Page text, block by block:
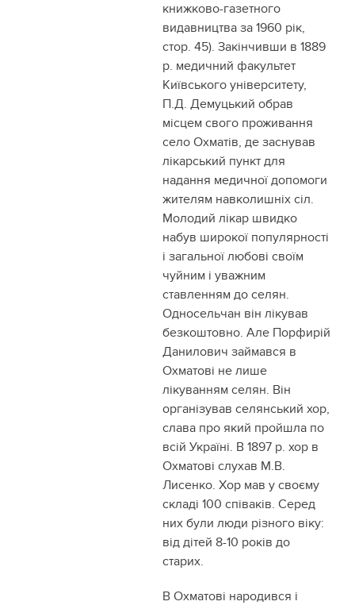
книжково-газетного
видавництва за 1960 рік,
стор. 45). Закінчивши в 1889
р. медичний факультет
Київського університету,
П.Д. Демуцький обрав
місцем свого проживання
село Охматів, де заснував
лікарський пункт для
надання медичної допомоги
жителям навколишніх сіл.
Молодий лікар швидко
набув широкої популярності
і загальної любові своїм
чуйним і уважним
ставленням до селян.
Односельчан він лікував
безкоштовно. Але Порфирій
Данилович займався в
Охматові не лише
лікуванням селян. Він
організував селянський хор,
слава про який пройшла по
всій Україні. В 1897 р. хор в
Охматові слухав М.В.
Лисенко. Хор мав у своєму
складі 100 співаків. Серед
них були люди різного віку:
від дітей 8-10 років до
старих.
В Охматові народився і